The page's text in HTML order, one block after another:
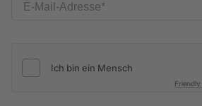
E-Mail-Adresse